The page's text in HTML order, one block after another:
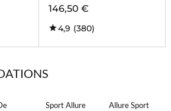
146,50 €
4,9 (380)
Sport Allure
Allure Sport